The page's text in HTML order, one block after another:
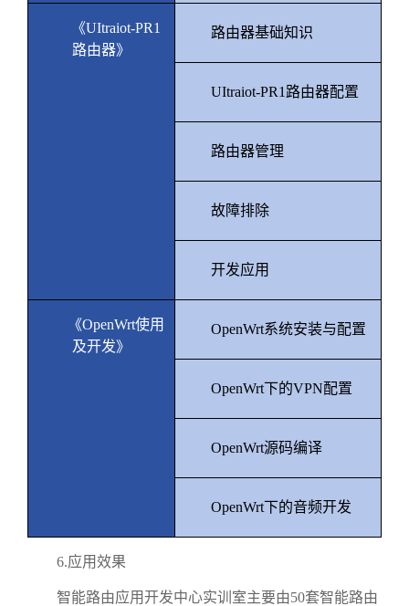
《UItraiot-PR1
路由器》
路由器基础知识
UItraiot-PR1 路由器配置
路由器管理
故障排除
开发应用
《OpenWrt使用
及开发》
OpenWrt系统安装与配置
OpenWrt下的VPN配置
OpenWrt源码编译
OpenWrt下的音频开发
6.应用效果
智能路由应用开发中心实训室主要由50套智能路由